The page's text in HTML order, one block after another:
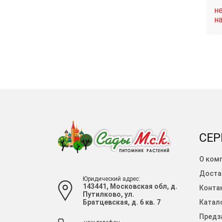
Юридический адрес:
143441, Московская обл, д.
Путилково, ул.
Братцевская, д. 6 кв. 7
О